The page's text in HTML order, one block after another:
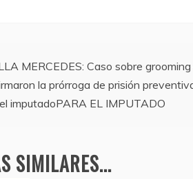
b
o
o
a
m
A
p
p
MERCEDES: Caso sobre grooming
la prórroga de prisión
imputadoPARA EL IMPUTADO
SIMILARES...